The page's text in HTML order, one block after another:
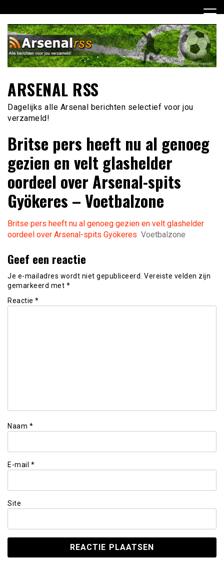
naar
inhoud
ARSENAL RSS
Dagelijks alle Arsenal berichten selectief voor jou
verzameld!
Britse pers heeft nu al genoeg
gezien en velt glashelder
oordeel over Arsenal-spits
Gyökeres – Voetbalzone
Britse pers heeft nu al genoeg gezien en velt glashelder
oordeel over Arsenal-spits Gyökeres Voetbalzone
Geef een reactie
Je e-mailadres wordt niet gepubliceerd. Vereiste velden zijn
gemarkeerd met *
Reactie *
Naam *
E-mail *
Site